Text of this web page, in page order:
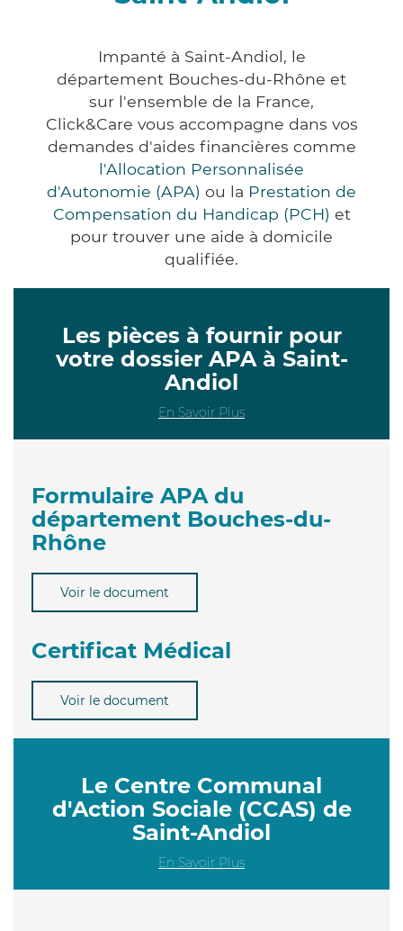
Impanté à Saint-Andiol, le
département Bouches-du-Rhône et
sur l'ensemble de la France,
Click&Care vous accompagne dans vos
demandes d'aides financières comme
l'Allocation Personnalisée
d'Autonomie (APA) ou la Prestation de
Compensation du Handicap (PCH) et
pour trouver une aide à domicile
qualifiée.
Les pièces à fournir pour
votre dossier APA à Saint-
Andiol
En Savoir Plus
Formulaire APA du
département Bouches-du-
Rhône
Voir le document
Certificat Médical
Voir le document
Le Centre Communal
d'Action Sociale (CCAS) de
Saint-Andiol
En Savoir Plus